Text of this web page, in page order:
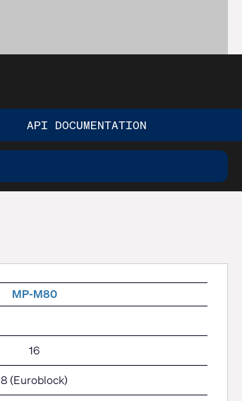
API DOCUMENTATION
MP-M80
16
8 (Euroblock)